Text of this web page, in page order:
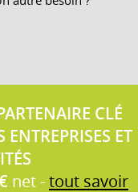
CLÉ
ENTREPRISES ET
net -tout savoir